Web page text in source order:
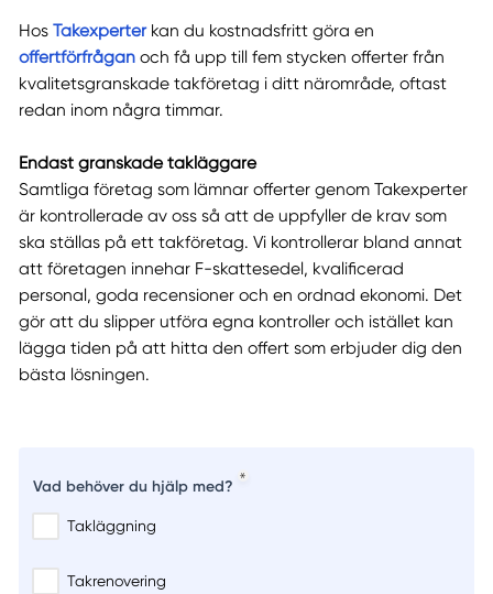
Hos Takexperterkan du kostnadsfritt göra en
offertförfråganoch få upp till fem stycken offerter från
kvalitetsgranskade takföretag i ditt närområde, oftast
redan inom några timmar.
Endast granskade takläggare
Samtliga företag som lämnar offerter genom Takexperter
är kontrollerade av oss så att de uppfyller de krav som
ska ställas på ett takföretag. Vi kontrollerar bland annat
att företagen innehar F-skattesedel, kvalificerad
personal, goda recensioner och en ordnad ekonomi. Det
gör att du slipper utföra egna kontroller och istället kan
lägga tiden på att hitta den offert som erbjuder dig den
bästa lösningen.
Vad behöver du hjälp med?
Takläggning
Takrenovering